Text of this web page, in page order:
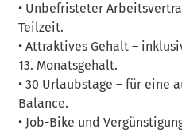
• Unbefristeter
Teilzeit.
• Attraktives Gehalt –
13. Monatsgehalt.
• 30 Urlaubstage – für eine
Balance.
• Job-Bike und